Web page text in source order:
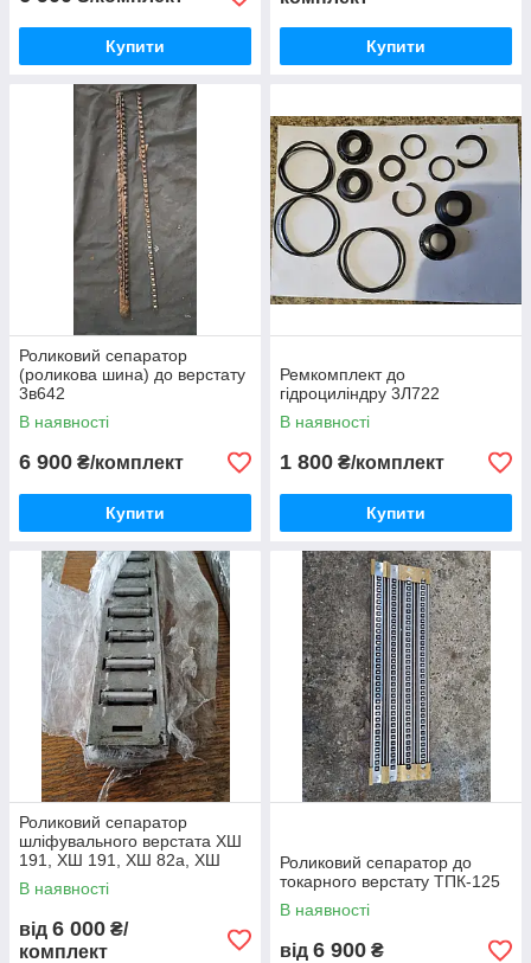
Купити Купити
Роликовий сепаратор
(роликова шина) до верстату
3в642
В наявності
6 900 ₴/комплект
Купити
Ремкомплект до
гідроциліндру 3Л722
В наявності
1 800 ₴/комплект
Купити
Роликовий сепаратор
шліфувального верстата ХШ
191, ХШ 191, ХШ 82а, ХШ
335 ХШ2-31, ХШ-47Н16,
ХШ3415, ХШ72Н4, ХШ1-
В наявності
від 6 000 ₴/
комплект
Роликовий сепаратор до
токарного верстату ТПК-125
В наявності
від 6 900 ₴